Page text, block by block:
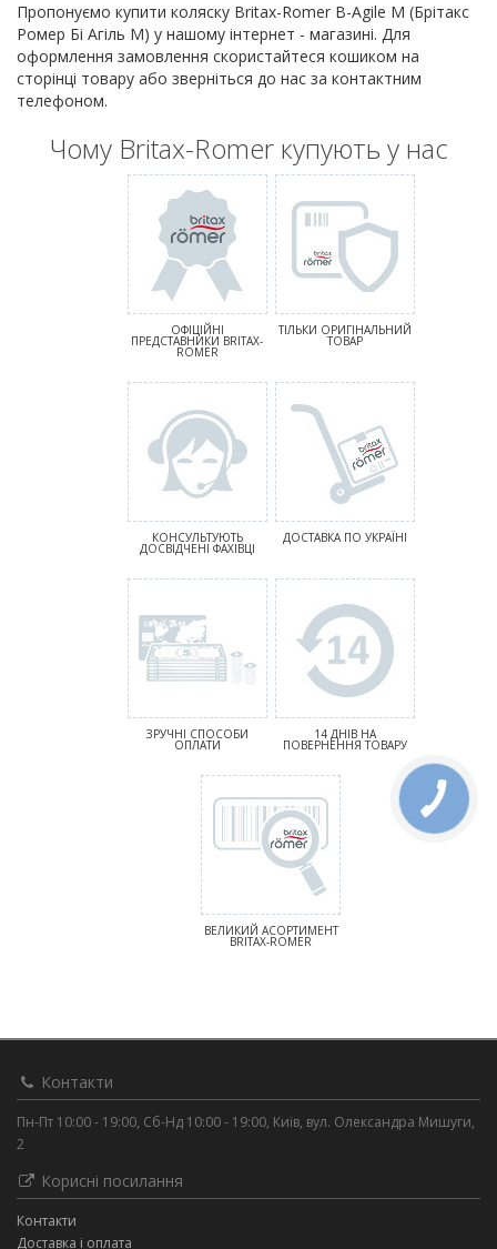
Пропонуємо купити коляску Britax-Romer B-Agile M (Брітакс
Ромер Бі Агіль М) у нашому інтернет - магазині. Для
оформлення замовлення скористайтеся кошиком на
сторінці товару або зверніться до нас за контактним
телефоном.
Чому Britax-Romer купують у нас
ОФІЦІЙНІ
ПРЕДСТАВНИКИ BRITAX-
ROMER
ТІЛЬКИ ОРИГІНАЛЬНИЙ
ТОВАР
КОНСУЛЬТУЮТЬ
ДОСВІДЧЕНІ ФАХІВЦІ
ДОСТАВКА ПО УКРАЇНІ
ЗРУЧНІ СПОСОБИ
ОПЛАТИ
14 ДНІВ НА
ПОВЕРНЕННЯ ТОВАРУ
ВЕЛИКИЙ АСОРТИМЕНТ
BRITAX-ROMER
Контакти
Пн-Пт 10:00 - 19:00, Сб-Нд 10:00 - 19:00, Київ, вул. Олександра Мишуги,
2
Корисні посилання
Контакти
Доставка і оплата